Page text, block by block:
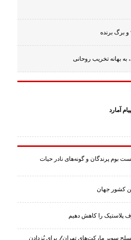
بهانه تخریب روحانی
پیام آمارد
بوم پرندگان و گونه‌های نادر حیات
کشور جهان
پلاستیک را کاهش دهیم
سوپر مارکت‌های تهران/ برای پُزدادن